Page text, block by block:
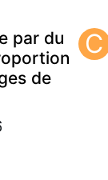
par du
de
C